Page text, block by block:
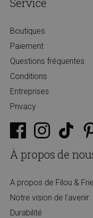
Boutiques
Paiement
Questions fréquentes
Conditions
Entreprises
Privacy
À propos de
A propos de Filou &
Notre vision de l'avenir
Durabilité